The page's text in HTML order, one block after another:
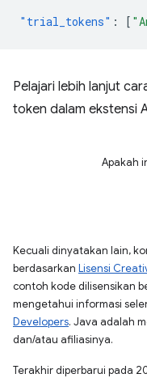
"trial_tokens" : [
Pelajari lebih lanjut
token dalam ekstensi
Apakah
Kecuali dinyatakan lain,
berdasarkan Lisensi
contoh kode dilisensikan
mengetahui informasi
Developers. Java adalah
dan/atau afiliasinya.
Terakhir diperbarui pada